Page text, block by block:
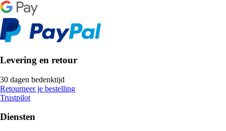
Levering en retour
30 dagen bedenktijd
Retourneer je bestelling
Trustpilot
Diensten